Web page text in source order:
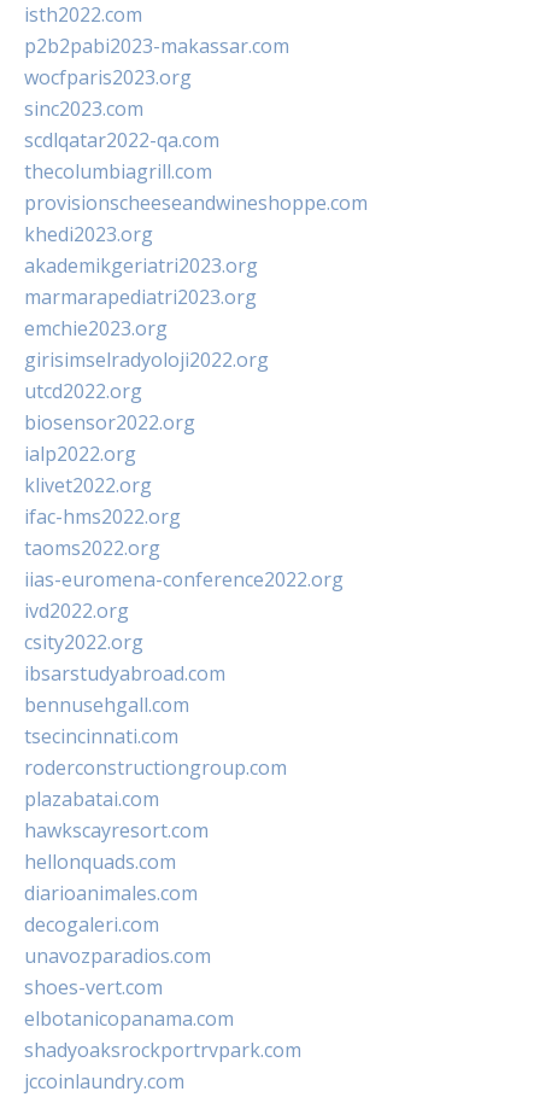
isth2022.com
p2b2pabi2023-makassar.com
wocfparis2023.org
sinc2023.com
scdlqatar2022-qa.com
thecolumbiagrill.com
provisionscheeseandwineshoppe.com
khedi2023.org
akademikgeriatri2023.org
marmarapediatri2023.org
emchie2023.org
girisimselradyoloji2022.org
utcd2022.org
biosensor2022.org
ialp2022.org
klivet2022.org
ifac-hms2022.org
taoms2022.org
iias-euromena-conference2022.org
ivd2022.org
csity2022.org
ibsarstudyabroad.com
bennusehgall.com
tsecincinnati.com
roderconstructiongroup.com
plazabatai.com
hawkscayresort.com
hellonquads.com
diarioanimales.com
decogaleri.com
unavozparadios.com
shoes-vert.com
elbotanicopanama.com
shadyoaksrockportrvpark.com
jccoinlaundry.com